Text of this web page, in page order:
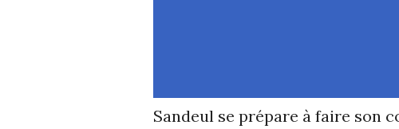
Sandeul se prépare à faire son